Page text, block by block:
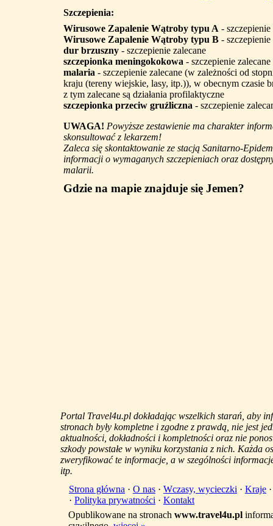
Szczepienia:
Wirusowe Zapalenie Wątroby typu A - szczepienie
Wirusowe Zapalenie Wątroby typu B - szczepienie
dur brzuszny - szczepienie zalecane
szczepionka meningokokowa - szczepienie zalecane
malaria - szczepienie zalecane (w zależności od
kraju (tereny wiejskie, lasy, itp.)), w obecnym czasie
z tym zalecane są działania profilaktyczne
szczepionka przeciw gruźliczna - szczepienie
UWAGA! Powyższe zestawienie ma charakter
skonsultować z lekarzem!
Zaleca się skontaktowanie ze stacją Sanitarno-
informacji o wymaganych szczepieniach oraz
malarii.
Gdzie na mapie znajduje się Jemen?
Portal Travel4u.pl dokładając wszelkich starań, aby
stronach były kompletne i zgodne z prawdą, nie jest
aktualności, dokładności i kompletności oraz nie
szkody powstałe w wyniku korzystania z nich. Każda
zweryfikować te informacje, a w szególności
itp.
Strona główna · O nas · Wczasy, wycieczki · Kraje
· Polityka prywatności · Kontakt
Opublikowane na stronach www.travel4u.pl